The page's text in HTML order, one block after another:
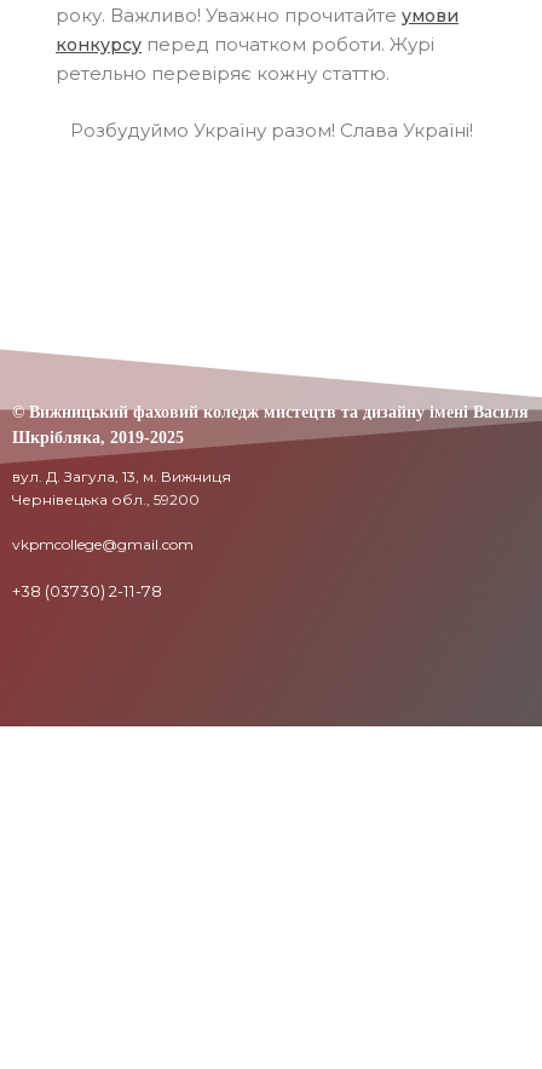
року. Важливо! Уважно прочитайте умови
конкурсу перед початком роботи. Журі
ретельно перевіряє кожну статтю.
Розбудуймо Україну разом! Слава Україні!
© Вижницький фаховий коледж мистецтв та дизайну імені Василя
Шкрібляка, 2019-2025
вул. Д. Загула, 13, м. Вижниця
Чернівецька обл., 59200
vkpmcollege@gmail.com
+38 (03730) 2-11-78